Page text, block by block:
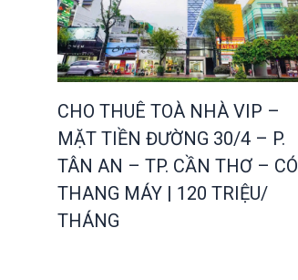
CHO THUÊ TOÀ NHÀ VIP –
MẶT TIỀN ĐƯỜNG 30/4 – P.
TÂN AN – TP. CẦN THƠ – CÓ
THANG MÁY | 120 TRIỆU/
THÁNG